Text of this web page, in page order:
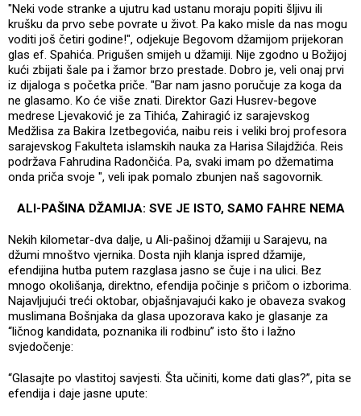
"Neki vode stranke a ujutru kad ustanu moraju popiti šljivu ili
krušku da prvo sebe povrate u život. Pa kako misle da nas mogu
voditi još četiri godine!", odjekuje Begovom džamijom prijekoran
glas ef. Spahića. Prigušen smijeh u džamiji. Nije zgodno u Božijoj
kući zbijati šale pa i žamor brzo prestade. Dobro je, veli onaj prvi
iz dijaloga s početka priče. "Bar nam jasno poručuje za koga da
ne glasamo. Ko će više znati. Direktor Gazi Husrev-begove
medrese Ljevaković je za Tihića, Zahiragić iz sarajevskog
Medžlisa za Bakira Izetbegovića, naibu reis i veliki broj profesora
sarajevskog Fakulteta islamskih nauka za Harisa Silajdžića. Reis
podržava Fahrudina Radončića. Pa, svaki imam po džematima
onda priča svoje ", veli ipak pomalo zbunjen naš sagovornik.
ALI-PAŠINA DŽAMIJA: SVE JE ISTO, SAMO FAHRE NEMA
Nekih kilometar-dva dalje, u Ali-pašinoj džamiji u Sarajevu, na
džumi mnoštvo vjernika. Dosta njih klanja ispred džamije,
efendijina hutba putem razglasa jasno se čuje i na ulici. Bez
mnogo okolišanja, direktno, efendija počinje s pričom o izborima.
Najavljujući treći oktobar, objašnjavajući kako je obaveza svakog
muslimana Bošnjaka da glasa upozorava kako je glasanje za
“ličnog kandidata, poznanika ili rodbinu” isto što i lažno
svjedočenje:
“Glasajte po vlastitoj savjesti. Šta učiniti, kome dati glas?”, pita se
efendija i daje jasne upute: